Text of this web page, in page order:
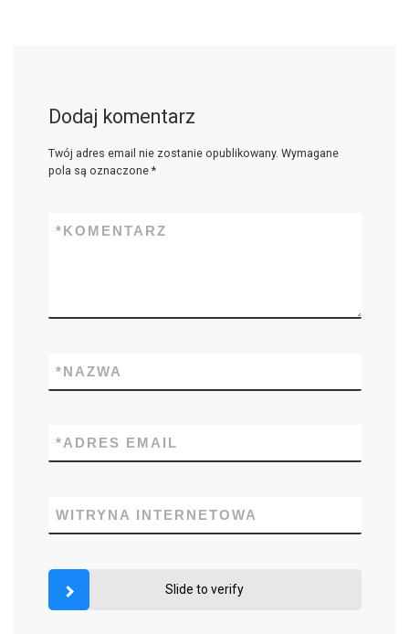
Dodaj komentarz
Twój adres email nie zostanie opublikowany. Wymagane
pola są oznaczone *
KOMENTARZ
*
NAZWA
*
ADRES EMAIL
*
WITRYNA INTERNETOWA
Slide to verify